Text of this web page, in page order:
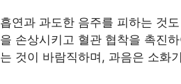
흡연과 과도한 음주를 피하는 것
을 손상시키고 혈관 협착을 촉진
는 것이 바람직하며, 과음은 소화